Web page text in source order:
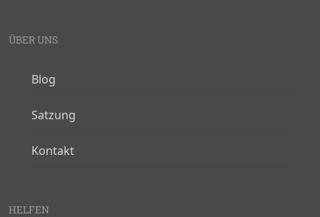
ÜBER UNS
Blog
Satzung
Kontakt
HELFEN